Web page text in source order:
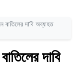
বাতিলের দাবি অব্যাহত
দাবি